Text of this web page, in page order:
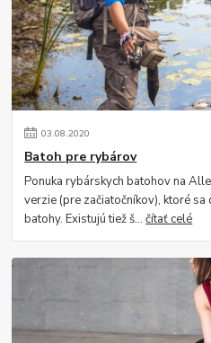
03.08.2020
Batoh pre rybárov
Ponuka rybárskych batohov na
verzie (pre začiatočníkov), ktoré
batohy. Existujú tiež š...čítať celé